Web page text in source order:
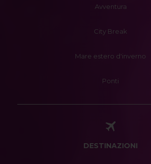
Avventura
City Break
Mare estero d'inverno
Ponti
DESTINAZIONI